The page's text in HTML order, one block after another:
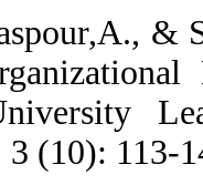
Rahimian,